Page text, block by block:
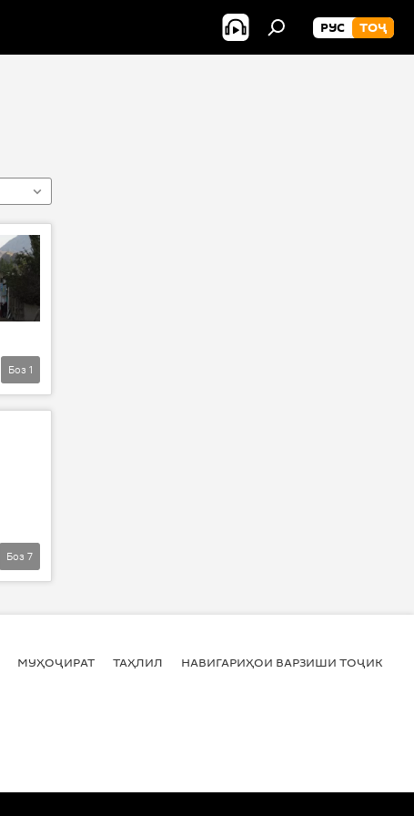
РУС ТОҶ
Боз 1
Боз 7
МУҲОҶИРАТ ТАҲЛИЛ НАВИГАРИҲОИ ВАРЗИШИ